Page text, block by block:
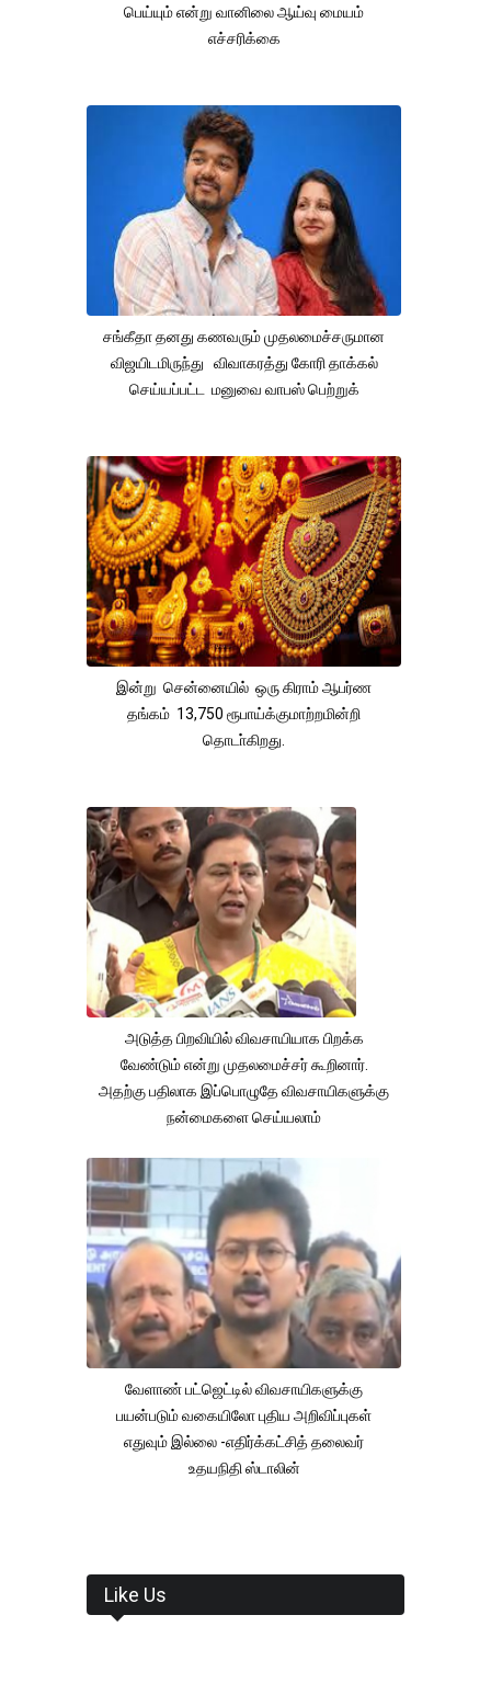
பெய்யும் என்று வானிலை ஆய்வு மையம்
எச்சரிக்கை
சங்கீதா தனது கணவரும் முதலமைச்சருமான
விஜயிடமிருந்து விவாகரத்து கோரி தாக்கல்
செய்யப்பட்ட மனுவை வாபஸ் பெற்றுக்
இன்று சென்னையில் ஒரு கிராம் ஆபர்ண
தங்கம் 13,750 ரூபாய்க்குமாற்றமின்றி
தொடா்கிறது.
அடுத்த பிறவியில் விவசாயியாக பிறக்க
வேண்டும் என்று முதலமைச்சர் கூறினார்.
அதற்கு பதிலாக இப்பொழுதே விவசாயிகளுக்கு
நன்மைகளை செய்யலாம்
வேளாண் பட்ஜெட்டில் விவசாயிகளுக்கு
பயன்படும் வகையிலோ புதிய அறிவிப்புகள்
எதுவும் இல்லை -எதிர்க்கட்சித் தலைவர்
உதயநிதி ஸ்டாலின்
Like Us